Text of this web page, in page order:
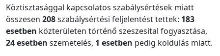
Köztisztasággal kapcsolatos szabálysértések miatt
összesen 208szabálysértési feljelentést tettek: 183
esetben közterületen történő szeszesital fogyasztása,
24 esetben szemetelés, 1 esetben pedig koldulás miatt.